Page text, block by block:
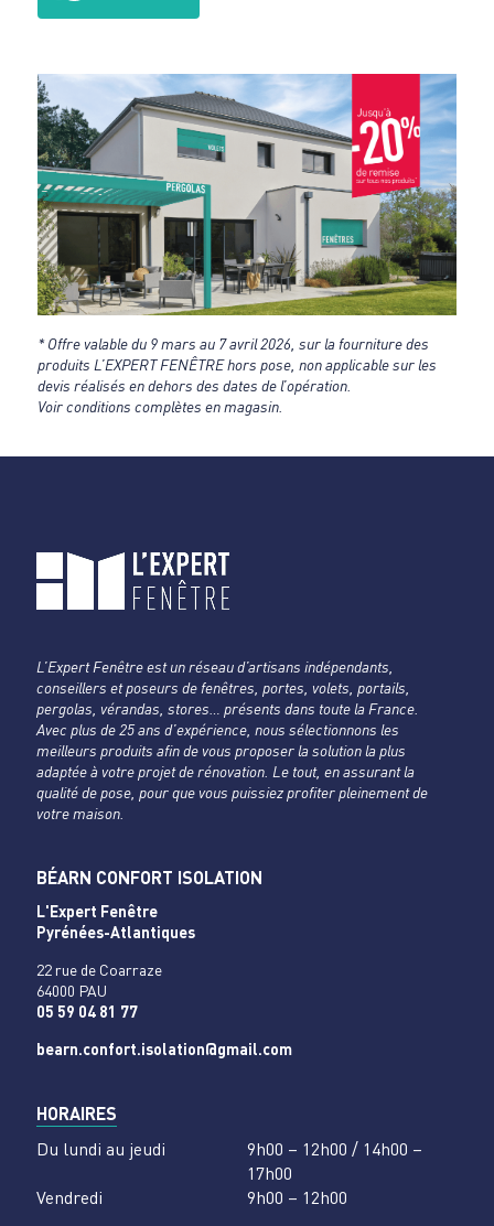
* Offre valable du 9 mars au 7 avril 2026, sur la fourniture des
produits L’EXPERT FENÊTRE hors pose, non applicable sur les
devis réalisés en dehors des dates de l’opération.
Voir conditions complètes en magasin.
L’Expert Fenêtre est un réseau d’artisans indépendants,
conseillers et poseurs de fenêtres, portes, volets, portails,
pergolas, vérandas, stores… présents dans toute la France.
Avec plus de 25 ans d’expérience, nous sélectionnons les
meilleurs produits afin de vous proposer la solution la plus
adaptée à votre projet de rénovation. Le tout, en assurant la
qualité de pose, pour que vous puissiez profiter pleinement de
votre maison.
BÉARN CONFORT ISOLATION
L'Expert Fenêtre
Pyrénées-Atlantiques
22 rue de Coarraze
64000 PAU
05 59 04 81 77
bearn.confort.isolation@gmail.com
HORAIRES
Du lundi au jeudi
9h00 – 12h00 / 14h00 –
17h00
Vendredi
9h00 – 12h00